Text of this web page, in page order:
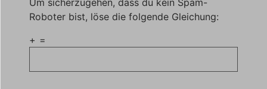
Um sicherzugehen, dass du kein Spam-
Roboter bist, löse die folgende Gleichung:
+ =